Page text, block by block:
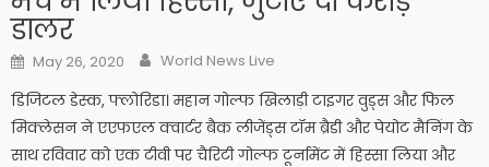
डालर
Posted on
May 26, 2020 Author
World News Live
डिजिटल डेस्क, फ्लोरिडा। महान गोल्फ खिलाड़ी टाइगर वुड्स और फिल
मिक्लेसन ने एएफएल क्वार्टर बैक लीजेंड्स टॉम ब्रैडी और पेयोट मैनिंग के
साथ रविवार को एक टीवी पर चैरिटी गोल्फ टूर्नामेंट में हिस्सा लिया और